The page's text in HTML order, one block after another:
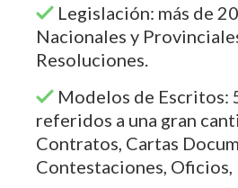
Legislación: más de
Nacionales y
Resoluciones.
Modelos de Escritos:
referidos a una gran
Contratos, Cartas
Contestaciones, Oficios,